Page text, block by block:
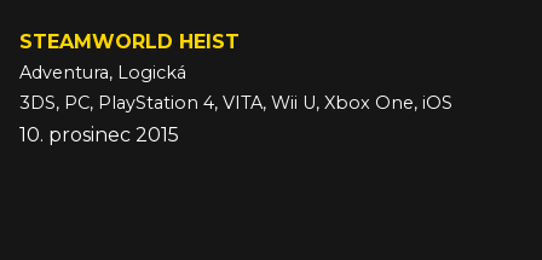
STEAMWORLD HEIST
Adventura, Logická
3DS, PC, PlayStation 4, VITA, Wii U, Xbox One, iOS
10. prosinec 2015